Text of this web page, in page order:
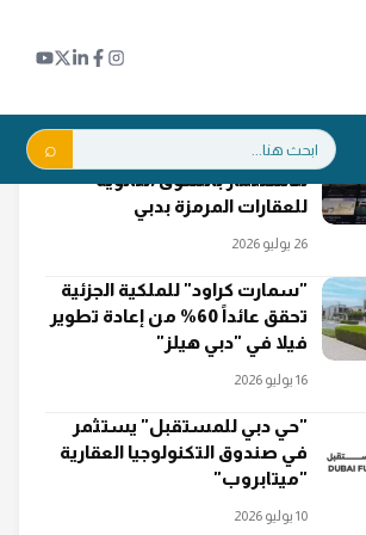
بحث:
"بريبكو" تخفض الحد الأدنى
للاستثمار بالسوق الثانوية
للعقارات المرمزة بدبي
26 يوليو 2026
"سمارت كراود" للملكية الجزئية
تحقق عائداً 60% من إعادة تطوير
فيلا في "دبي هيلز"
16 يوليو 2026
"حي دبي للمستقبل" يستثمر
في صندوق التكنولوجيا العقارية
"ميتابروب"
10 يوليو 2026